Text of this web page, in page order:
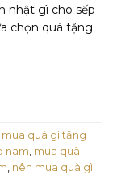
nhật gì cho sếp
chọn quà tặng
mua quà gì tặng
nam, mua quà
, nên mua quà gì